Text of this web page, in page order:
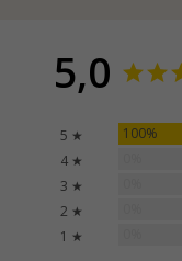
5,0
5 ★ 100%
4 ★
3 ★
2 ★
1 ★